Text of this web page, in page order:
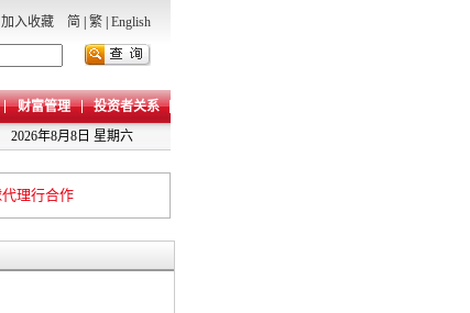
加入收藏 简 繁 English
财富管理
投资者关系
2026年8月8日 星期六
理行合作